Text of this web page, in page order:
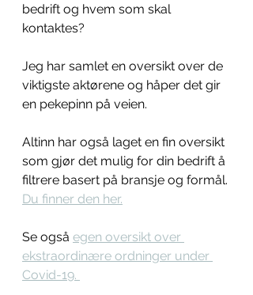
bedrift og hvem som skal
kontaktes?
Jeg har samlet en oversikt over de
viktigste aktørene og håper det gir
en pekepinn på veien.
Altinn har også laget en fin oversikt
som gjør det mulig for din bedrift å
filtrere basert på bransje og formål.
Du finner den her.
Se også egen oversikt over
ekstraordinære ordninger under
Covid-19.